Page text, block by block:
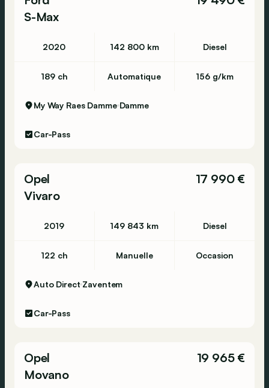
S-Max
2020 142 800 km Diesel
189 ch Automatique 156 g/km
My Way Raes Damme Damme
Car-Pass
Opel
Vivaro
17 990 €
2019 149 843 km Diesel
122 ch Manuelle Occasion
Auto Direct Zaventem
Car-Pass
Opel
Movano
19 965 €